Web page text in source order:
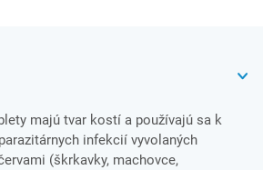
majú tvar kostí a používajú sa k
infekcií vyvolaných
(škrkavky, machovce,